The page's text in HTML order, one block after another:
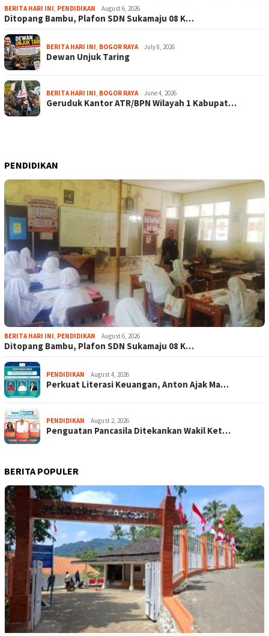
BERITA HARI INI, PENDIDIKAN August 6, 2026
Ditopang Bambu, Plafon SDN Sukamaju 08 K…
BERITA HARI INI, BOGOR RAYA July 8, 2026
Dewan Unjuk Taring
BERITA HARI INI, BOGOR RAYA June 4, 2026
Geruduk Kantor ATR/BPN Wilayah 1 Kabupat…
PENDIDIKAN
BERITA HARI INI, PENDIDIKAN August 6, 2026
Ditopang Bambu, Plafon SDN Sukamaju 08 K…
PENDIDIKAN August 4, 2026
Perkuat Literasi Keuangan, Anton Ajak Ma…
PENDIDIKAN August 2, 2026
Penguatan Pancasila Ditekankan Wakil Ket…
BERITA POPULER